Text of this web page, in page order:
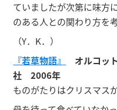
ていましたが次第に味方
のある人との関わり方を
（Y．K．）
『若草物語』
オルコッ
社 2006年
ものがたりはクリスマス